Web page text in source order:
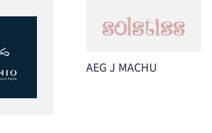
AEG J MACHU